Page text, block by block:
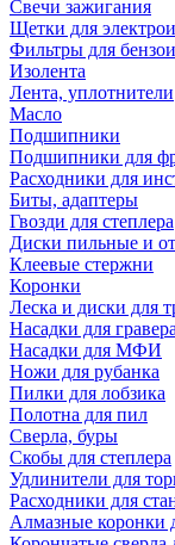
Свечи зажигания
Щетки для
Фильтры для
Изолента
Лента, уплотнители
Масло
Подшипники
Подшипники для
Расходники для
Биты, адаптеры
Гвозди для степлера
Диски пильные и
Клеевые стержни
Коронки
Леска и диски для
Насадки для гравера
Насадки для МФИ
Ножи для рубанка
Пилки для лобзика
Полотна для пил
Сверла, буры
Скобы для степлера
Удлинители для
Расходники для
Алмазные коронки